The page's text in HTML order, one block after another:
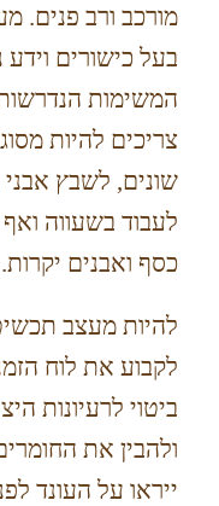
מורכב ורב פנים.
בעל כישורים
המשימות
צריכים להיות
שונים, לשבץ
לעבוד בשעווה ואף
כסף ואבנים יקרות.
להיות מעצב
לקבוע את לוח
ביטוי לרעיונות
ולהבין את
ייראו על העונד